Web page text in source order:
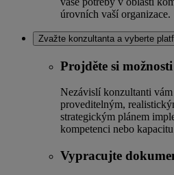
úrovních vaší organizace.
Zvažte konzultanta a vyberte
Projděte si
Nezávislí konzultanti
proveditelným,
strategickým plánem
kompetenci nebo
Vypracujte